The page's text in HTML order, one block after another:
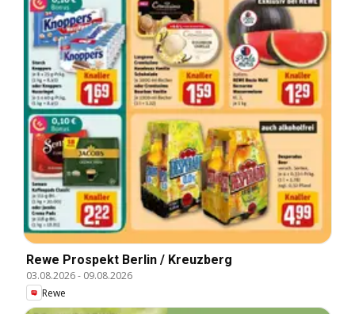
Rewe Prospekt Berlin / Kreuzberg
03.08.2026- 09.08.2026
Rewe